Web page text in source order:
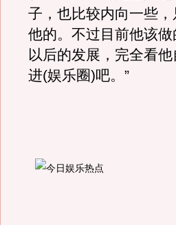
子，也比较内向一些
他的。不过目前他该
以后的发展，完全看
进(娱乐圈)吧。”